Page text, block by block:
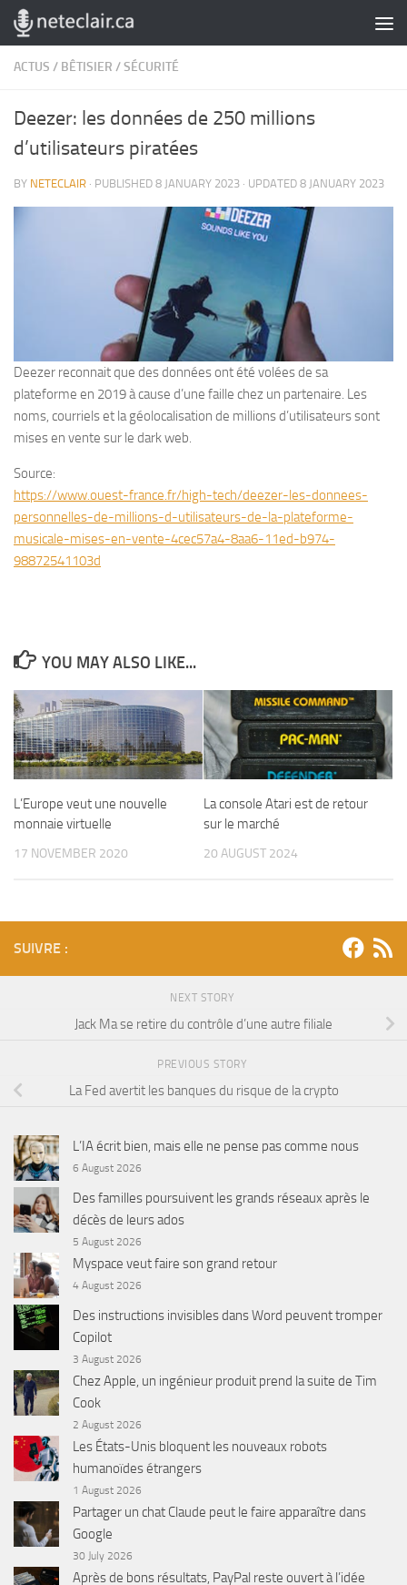
Skip to content
ACTUS / BÊTISIER /SÉCURITÉ
Deezer: les données de 250 millions
d’utilisateurs piratées
BY NETECLAIR · PUBLISHED 8 JANUARY 2023 · UPDATED 8 JANUARY 2023
Deezer reconnait que des données ont été volées de sa
plateforme en 2019 à cause d’une faille chez un partenaire. Les
noms, courriels et la géolocalisation de millions d’utilisateurs sont
mises en vente sur le dark web.
Source:
https://www.ouest-france.fr/high-tech/deezer-les-donnees-
personnelles-de-millions-d-utilisateurs-de-la-plateforme-
musicale-mises-en-vente-4cec57a4-8aa6-11ed-b974-
98872541103d
YOU MAY ALSO LIKE...
L’Europe veut une nouvelle
monnaie virtuelle
17 NOVEMBER 2020
La console Atari est de retour
sur le marché
20 AUGUST 2024
SUIVRE :
NEXT STORY
Jack Ma se retire du contrôle d’une autre filiale
PREVIOUS STORY
La Fed avertit les banques du risque de la crypto
L’IA écrit bien, mais elle ne pense pas comme nous
6 August 2026
Des familles poursuivent les grands réseaux après le
décès de leurs ados
5 August 2026
Myspace veut faire son grand retour
4 August 2026
Des instructions invisibles dans Word peuvent tromper
Copilot
3 August 2026
Chez Apple, un ingénieur produit prend la suite de Tim
Cook
2 August 2026
Les États-Unis bloquent les nouveaux robots
humanoïdes étrangers
1 August 2026
Partager un chat Claude peut le faire apparaître dans
Google
30 July 2026
Après de bons résultats, PayPal reste ouvert à l’idée